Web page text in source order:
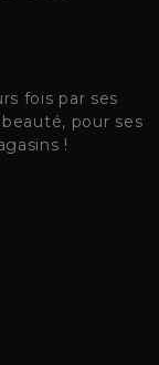
fois par ses
pour ses
!